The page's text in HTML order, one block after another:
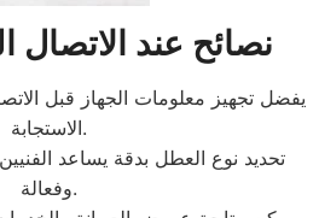
نصائح عند
يفضل تجهيز معلومات الجهاز قبل
الاستجابة.
تحديد نوع العطل بدقة يساعد
وفعالة.